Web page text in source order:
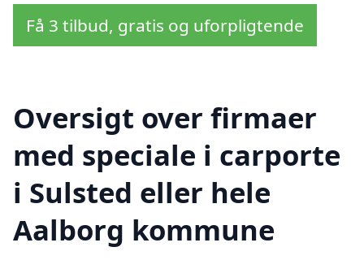
Få 3 tilbud, gratis og uforpligtende
Oversigt over firmaer
med speciale i carporte
i Sulsted eller hele
Aalborg kommune